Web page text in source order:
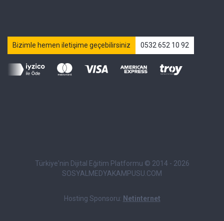
Bizimle hemen iletişime geçebilirsiniz 0532 652 10 92
Türkiye'nin Dijital Eğitim Platformu © 2014 - 2026
SOSYALMEDYAKAMPUSU.COM
Hosting Sponsoru: Netinternet